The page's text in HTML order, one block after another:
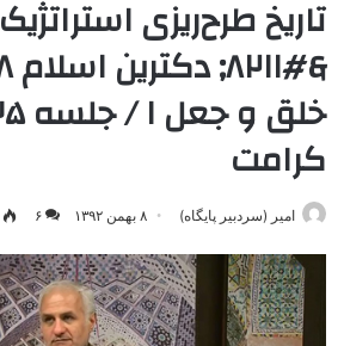
کرامت
امیر (سردبیر پایگاه) ۸ بهمن ۱۳۹۲ ۶